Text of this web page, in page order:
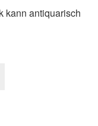
kann antiquarisch